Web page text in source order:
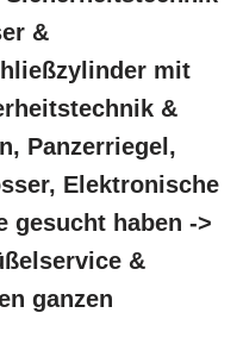
&
mit
&
Panzerriegel,
Elektronische
gesucht haben ->
&
ganzen